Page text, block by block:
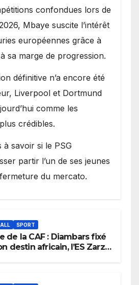
confondues lors de
Mbaye suscite l’intérêt
européennes grâce à
sa marge de progression.
définitive n’a encore été
Liverpool et Dortmund
comme les
crédibles.
à savoir si le PSG
partir l’un de ses jeunes
du mercato.
SPORT
de la CAF : Diambars fixé
destin africain, l’ES Zarzis